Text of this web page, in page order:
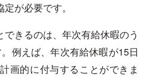
が必要です。
きるのは、年次有給休暇のう
例えば、年次有給休暇が15日
画的に付与することができま